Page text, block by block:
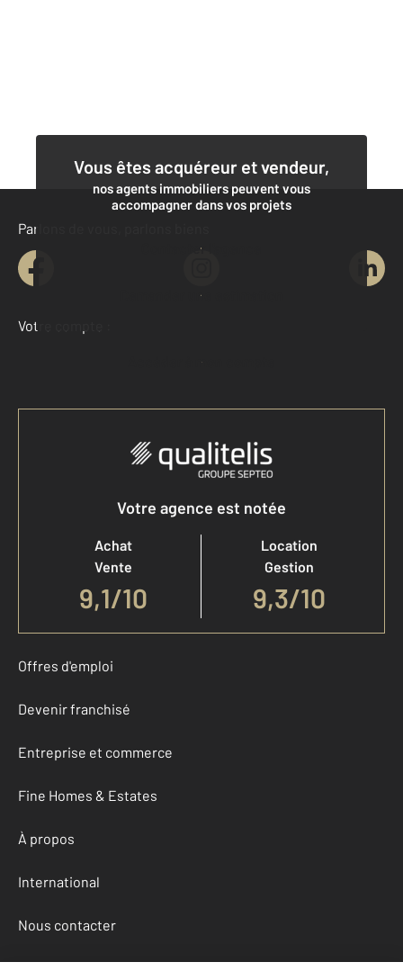
Vous êtes acquéreur et vendeur,
nos agents immobiliers peuvent vous
accompagner dans vos projets
Contacter l'agence
Demander une estimation
Parlons de vous, parlons biens
Votre compte :
Accéder à mon compte
Votre agence est notée
Achat
Vente
9,1/10
Location
Gestion
9,3/10
Offres d'emploi
Devenir franchisé
Entreprise et commerce
Fine Homes & Estates
À propos
International
Nous contacter